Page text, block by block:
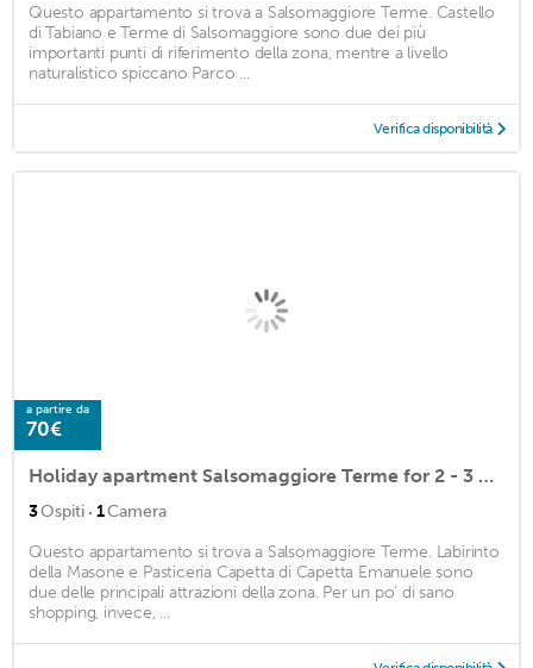
Questo appartamento si trova a Salsomaggiore Terme. Castello
di Tabiano e Terme di Salsomaggiore sono due dei più
importanti punti di riferimento della zona, mentre a livello
naturalistico spiccano Parco ...
Verifica disponibilità
a partire da
70€
Holiday apartment Salsomaggiore Terme for 2 - 3 persons with 1 bedroom - Holiday apartment
3Ospiti · 1Camera
Questo appartamento si trova a Salsomaggiore Terme. Labirinto
della Masone e Pasticeria Capetta di Capetta Emanuele sono
due delle principali attrazioni della zona. Per un po' di sano
shopping, invece, ...